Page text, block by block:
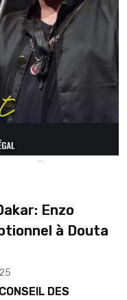
Enzo
à Douta
DES